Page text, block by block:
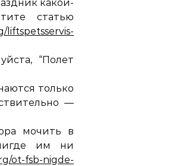
какой-
статью
liftspetsservis-
“Полет
только
—
мочить в
им ни
ot-fsb-nigde-